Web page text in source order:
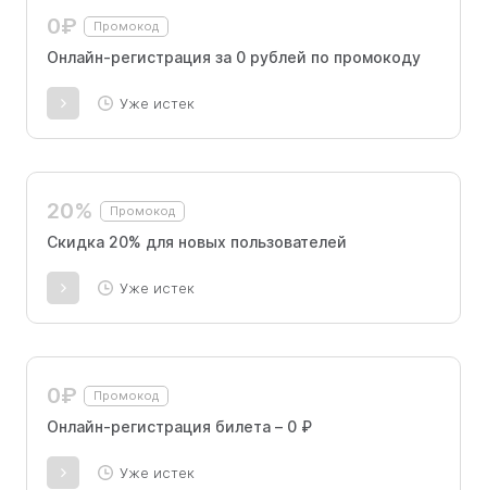
0₽ Промокод
Онлайн-регистрация за 0 рублей по промокоду
Уже истек
20% Промокод
Скидка 20% для новых пользователей
Уже истек
0₽ Промокод
Онлайн-регистрация билета – 0 ₽
Уже истек